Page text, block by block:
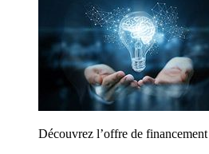
Découvrez l’offre de